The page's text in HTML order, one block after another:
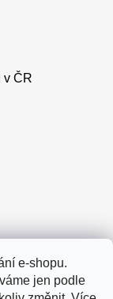
e-shopu.
jen podle
v ČR